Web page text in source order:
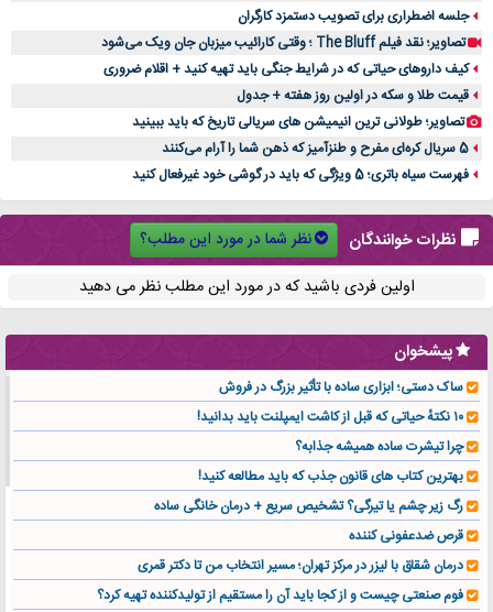
جلسه اضطراری برای تصویب دستمزد کارگران
تصاویر؛ نقد فیلم The Bluff ؛ وقتی کارائیب میزبان جان ویک می‌شود
کیف داروهای حیاتی که در شرایط جنگی باید تهیه کنید + اقلام ضروری
قیمت طلا و سکه در اولین روز هفته + جدول
تصاویر؛ طولانی ترین انیمیشن های سریالی تاریخ که باید ببینید
5 سریال کره‌ای مفرح و طنزآمیز که ذهن شما را آرام می‌کنند
فهرست سیاه باتری؛ 5 ویژگی که باید در گوشی خود غیرفعال کنید
نظرات خوانندگان
نظر شما در مورد این مطلب؟
اولین فردی باشید که در مورد این مطلب نظر می دهید
پیشخوان
ساک دستی؛ ابزاری ساده با تأثیر بزرگ در فروش
۱۰ نکتهٔ حیاتی که قبل از کاشت ایمپلنت باید بدانید!
چرا تیشرت ساده همیشه جذابه؟
بهترین کتاب های قانون جذب که باید مطالعه کنید!
رگ زیر چشم یا تیرگی؟ تشخیص سریع + درمان خانگی ساده
قرص ضدعفونی کننده
درمان شقاق با لیزر در مرکز تهران؛ مسیر انتخاب من تا دکتر قمری
فوم صنعتی چیست و از کجا باید آن را مستقیم از تولیدکننده تهیه کرد؟